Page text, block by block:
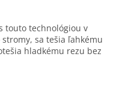
touto technológiou v
sa tešia ľahkému
hladkému rezu bez